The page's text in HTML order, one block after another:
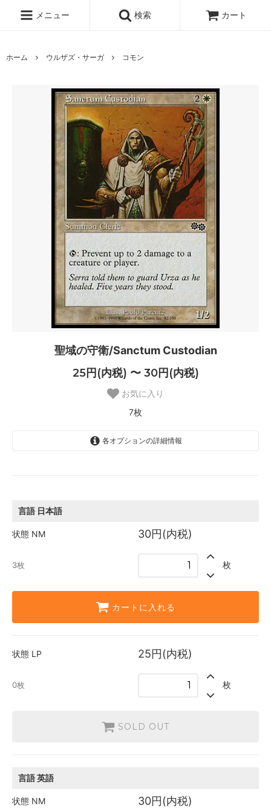
メニュー 検索 カート
ホーム ウルザズ・サーガ コモン
聖域の守衛/Sanctum Custodian
25円(内税) 〜 30円(内税)
お気に入り
7枚
各オプションの詳細情報
30円(内税)
1枚
英語
言語 日本語
状態 NM 30円(内税)
3枚 枚
カートに入れる
状態 LP 25円(内税)
0枚 枚
SOLD OUT
言語英語
状態 NM 30円(内税)